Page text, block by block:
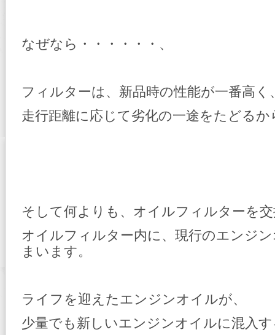
なぜなら・・・・・・、
フィルターは、新品時の性能が一番高く
走行距離に応じて劣化の一途をたどるか
そして何よりも、オイルフィルターを
オイルフィルター内に、現行のエンジ
まいます。
ライフを迎えたエンジンオイルが、
少量でも新しいエンジンオイルに混入